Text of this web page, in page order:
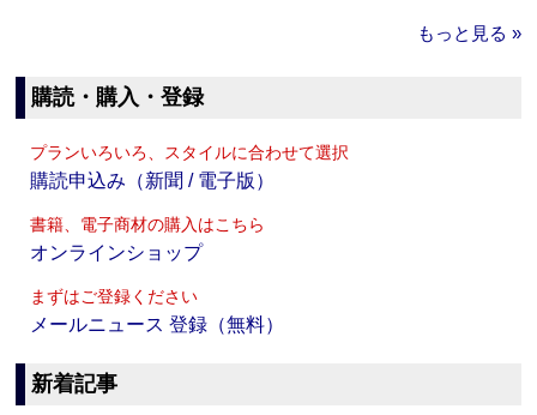
もっと見る »
購読・購入・登録
プランいろいろ、スタイルに合わせて選択
購読申込み（新聞 / 電子版）
書籍、電子商材の購入はこちら
オンラインショップ
まずはご登録ください
メールニュース 登録（無料）
新着記事